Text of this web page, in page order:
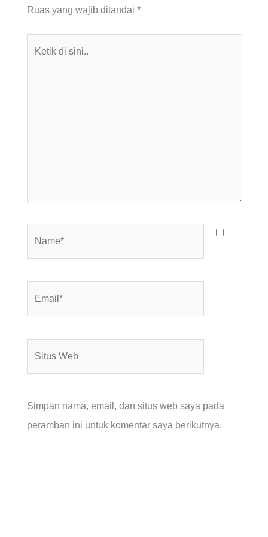
Ruas yang wajib ditandai *
Simpan nama, email, dan situs web saya pada
peramban ini untuk komentar saya berikutnya.